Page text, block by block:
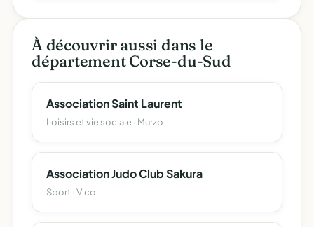
À découvrir aussi dans le
département Corse-du-Sud
Association Saint Laurent
Loisirs et vie sociale · Murzo
Association Judo Club Sakura
Sport · Vico